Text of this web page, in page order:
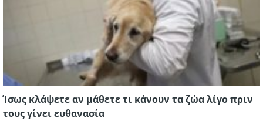
Ίσως κλάψετε αν μάθετε τι κάνουν τα ζώα λίγο πριν
τους γίνει ευθανασία